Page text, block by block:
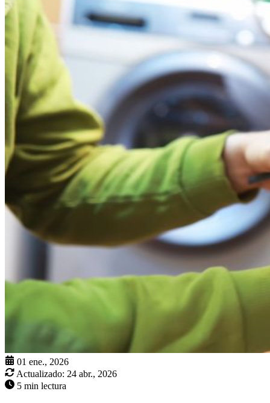
01 ene., 2026
Actualizado: 24 abr., 2026
5 min lectura